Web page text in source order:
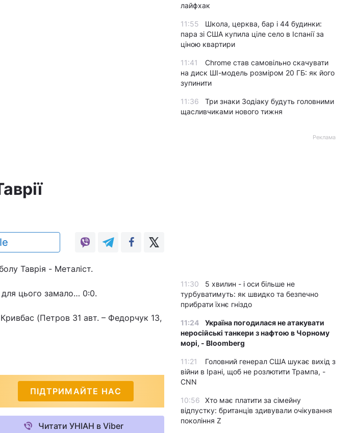
Таврія - Металіст.
цього замало… 0:0.
Кривбас (Петров 31 авт. – Федорчук 13,
ПІДТРИМАЙТЕ НАС
Читати УНІАН в Viber
лайфхак
11:55
Школа, церква, бар і 44 будинки:
пара зі США купила ціле село в Іспанії за
ціною квартири
11:41
Chrome став самовільно скачувати
на диск ШІ-модель розміром 20 ГБ: як його
зупинити
11:36
Три знаки Зодіаку будуть головними
щасливчиками нового тижня
Реклама
11:30
5 хвилин - і оси більше не
турбуватимуть: як швидко та безпечно
прибрати їхнє гніздо
11:24
Україна погодилася не атакувати
неросійські танкери з нафтою в Чорному
морі, - Bloomberg
11:21
Головний генерал США шукає вихід з
війни в Ірані, щоб не розлютити Трампа, -
CNN
10:56
Хто має платити за сімейну
відпустку: британців здивували очікування
покоління Z